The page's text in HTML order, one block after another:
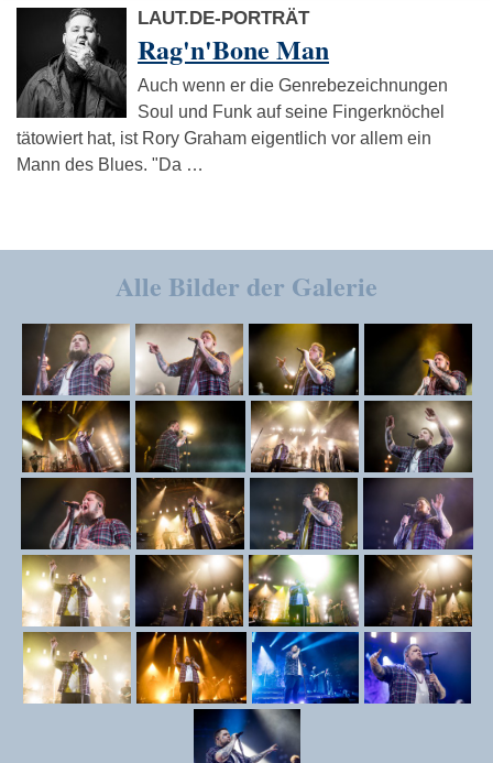
LAUT.DE-PORTRÄT
Rag'n'Bone Man
Auch wenn er die Genrebezeichnungen
Soul und Funk auf seine Fingerknöchel
tätowiert hat, ist Rory Graham eigentlich vor allem ein
Mann des Blues. "Da …
Alle Bilder der Galerie